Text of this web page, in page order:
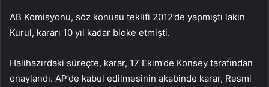
AB Komisyonu, söz konusu teklifi 2012’de yapmıştı lakin
Kurul, kararı 10 yıl kadar bloke etmişti.
Halihazırdaki süreçte, karar, 17 Ekim’de Konsey tarafından
onaylandı. AP’de kabul edilmesinin akabinde karar, Resmi